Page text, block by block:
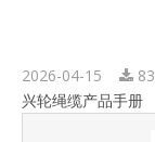
2026-04-15
83
兴轮绳缆产品手册